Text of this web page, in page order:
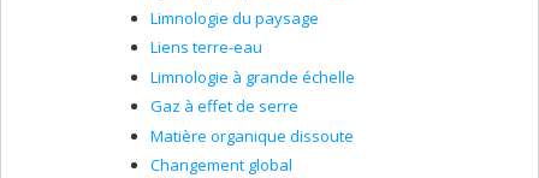
Limnologie du paysage
Liens terre-eau
Limnologie à grande échelle
Gaz à effet de serre
Matière organique dissoute
Changement global